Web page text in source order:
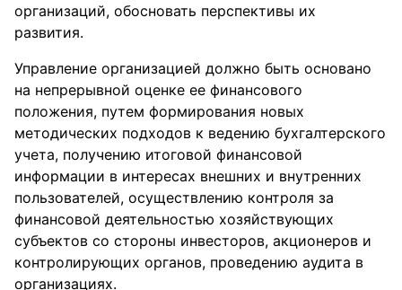
организаций, обосновать перспективы их
развития.
Управление организацией должно быть основано
на непрерывной оценке ее финансового
положения, путем формирования новых
методических подходов к ведению бухгалтерского
учета, получению итоговой финансовой
информации в интересах внешних и внутренних
пользователей, осуществлению контроля за
финансовой деятельностью хозяйствующих
субъектов со стороны инвесторов, акционеров и
контролирующих органов, проведению аудита в
организациях.